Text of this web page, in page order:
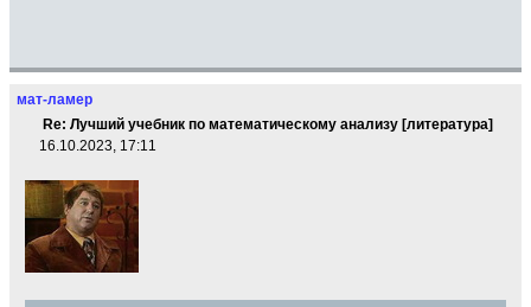
мат-ламер
Re: Лучший учебник по математическому анализу [литература]
16.10.2023, 17:11